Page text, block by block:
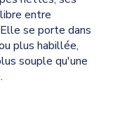
entre
se porte dans
plus habillée,
souple qu'une